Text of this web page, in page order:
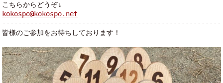
こちらからどうぞ↓
kokospo@kokospo.net
皆様のご参加をお待ちしております！